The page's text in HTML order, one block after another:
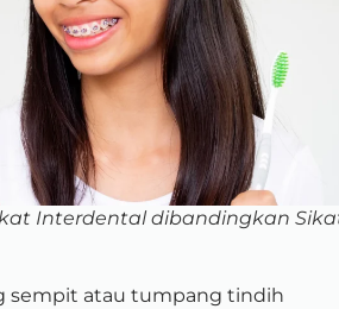
Interdental dibandingkan
sempit atau tumpang tindih